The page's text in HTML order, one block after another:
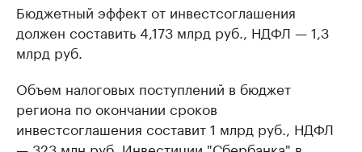
Бюджетный эффект от инвестсоглашения
должен составить 4,173 млрд руб., НДФЛ — 1,3
млрд руб.
Объем налоговых поступлений в бюджет
региона по окончании сроков
инвестсоглашения составит 1 млрд руб., НДФЛ